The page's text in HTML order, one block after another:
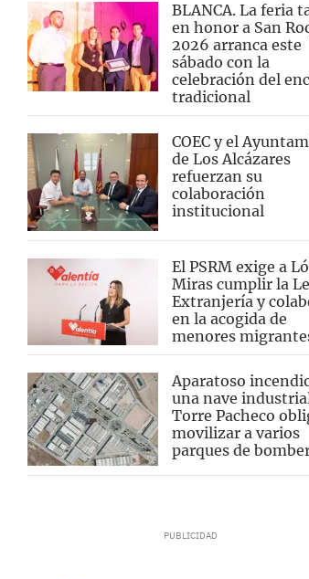
BLANCA. La feria
en honor a San
2026 arranca este
sábado con la
celebración del
tradicional
COEC y el
de Los Alcázares
refuerzan su
colaboración
institucional
El PSRM exige a
Miras cumplir la
Extranjería y
en la acogida de
menores
Aparatoso
una nave
Torre Pacheco
movilizar a varios
parques de